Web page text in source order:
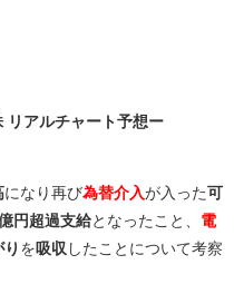
リアルチャート予想ー
になり再び為替介入が入った可
円超過支給となったこと、 電
を 吸収 したことについて考察